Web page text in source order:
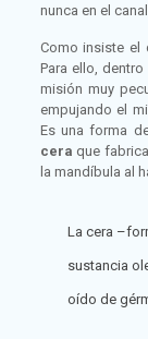
nunca en el
Como insiste el
Para ello,
misión muy
empujando el
Es una forma
cera que
la mandíbula al
La cera
sustancia
oído de